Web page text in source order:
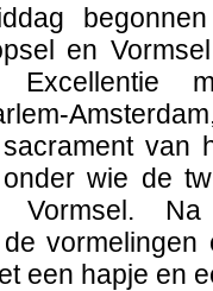
en
Excellentie
van
wie de
Vormsel.
een hapje en